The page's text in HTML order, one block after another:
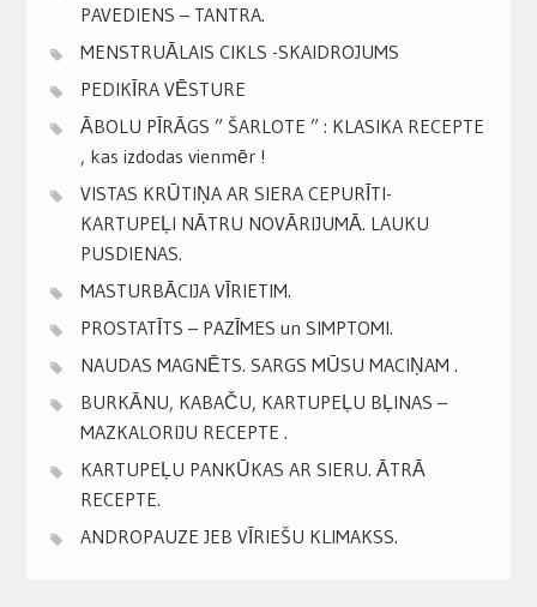
PAVEDIENS – TANTRA.
MENSTRUĀLAIS CIKLS -SKAIDROJUMS
PEDIKĪRA VĒSTURE
ĀBOLU PĪRĀGS ” ŠARLOTE ” : KLASIKA RECEPTE
, kas izdodas vienmēr !
VISTAS KRŪTIŅA AR SIERA CEPURĪTI-
KARTUPEĻI NĀTRU NOVĀRIJUMĀ. LAUKU
PUSDIENAS.
MASTURBĀCIJA VĪRIETIM.
PROSTATĪTS – PAZĪMES un SIMPTOMI.
NAUDAS MAGNĒTS. SARGS MŪSU MACIŅAM .
BURKĀNU, KABAČU, KARTUPEĻU BĻINAS –
MAZKALORIJU RECEPTE .
KARTUPEĻU PANKŪKAS AR SIERU. ĀTRĀ
RECEPTE.
ANDROPAUZE JEB VĪRIEŠU KLIMAKSS.